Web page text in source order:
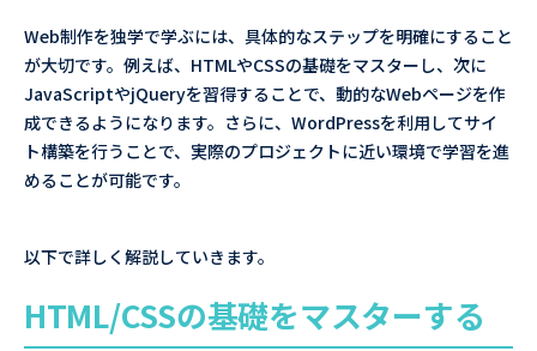
Web制作を独学で学ぶには、具体的なステップを明確にすること
が大切です。例えば、HTMLやCSSの基礎をマスターし、次に
JavaScriptやjQueryを習得することで、動的なWebページを作
成できるようになります。さらに、WordPressを利用してサイ
ト構築を行うことで、実際のプロジェクトに近い環境で学習を進
めることが可能です。
以下で詳しく解説していきます。
HTML/CSSの基礎をマスターする